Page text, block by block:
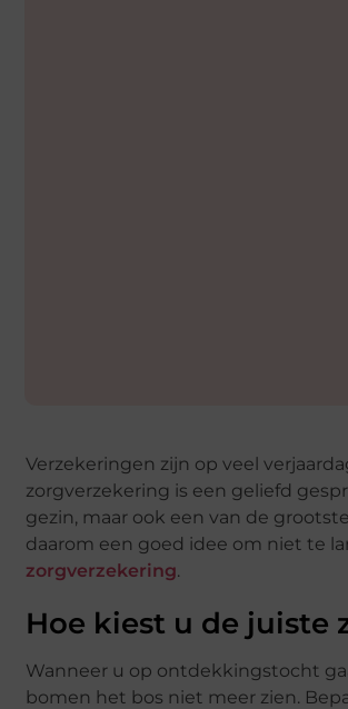
Verzekeringen zijn op veel
zorgverzekering is een geliefd
gezin, maar ook een van de
daarom een goed idee om niet te
zorgverzekering.
Hoe kiest u de juiste
Wanneer u op ontdekkingstocht
bomen het bos niet meer zien.